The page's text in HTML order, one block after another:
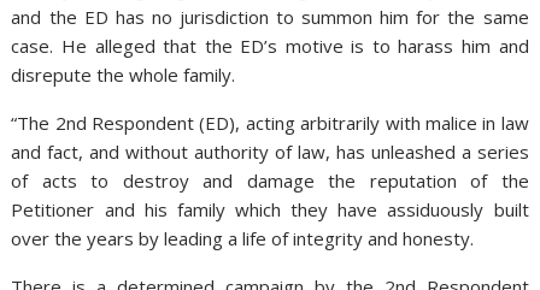
and the ED has no jurisdiction to summon him for the same
case. He alleged that the ED’s motive is to harass him and
disrepute the whole family.
“The 2nd Respondent (ED), acting arbitrarily with malice in law
and fact, and without authority of law, has unleashed a series
of acts to destroy and damage the reputation of the
Petitioner and his family which they have assiduously built
over the years by leading a life of integrity and honesty.